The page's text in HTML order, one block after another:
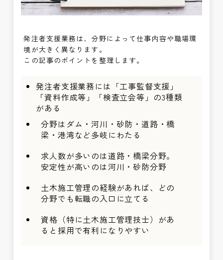
発注者支援業務は、分野によって仕事内容や職場環
境が大きく異なります。
この記事のポイントを整理します。
発注者支援業務には「工事監督支援」
「資料作成等」「検査立会等」の3種類
がある
分野はダム・河川・砂防・道路・橋
梁・港湾など多岐にわたる
求人数が多いのは道路・橋梁分野。
安定性が高いのは河川・砂防分野
土木施工管理の経験があれば、どの
分野でも転職の入口に立てる
資格（特に土木施工管理技士）があ
ると採用で有利になりやすい